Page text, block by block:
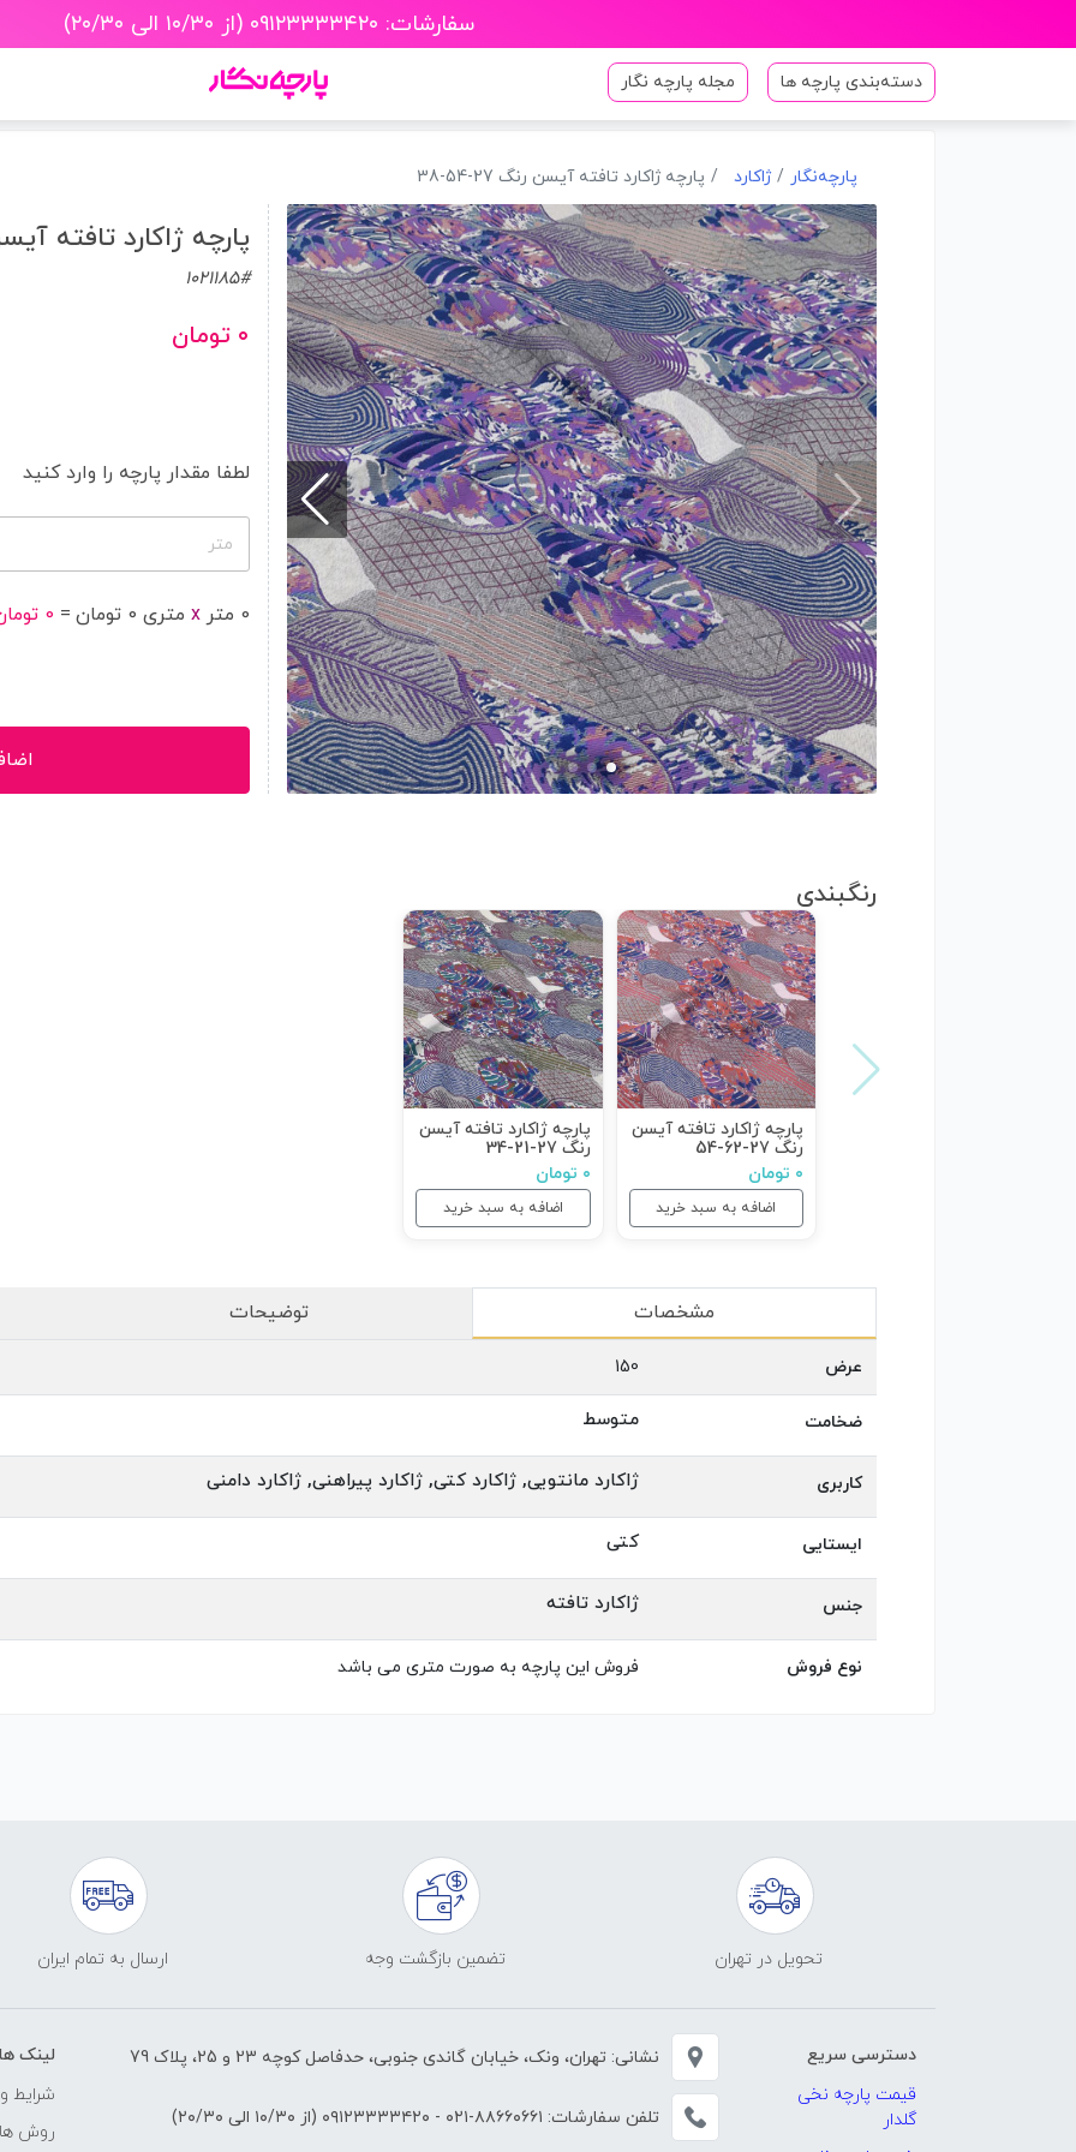
سفارشات: ۰۹۱۲۳۳۳۳۴۲۰ (از ۱۰/۳۰ الی ۲۰/۳۰)
دسته‌بندی پارچه ها مجله پارچه نگار
پارچه‌نگار ژاکارد پارچه ژاکارد تافته آیسن رنگ 27-54-38
پارچه ژاکارد تافته آیسن
1021185#
۰ تومان
لطفا مقدار پارچه را وارد کنید
متر
0 متر x متری 0 تومان =
0
رنگبندی
پارچه ژاکارد تافته آیسن
رنگ 27-62-54
۰ تومان
اضافه به سبد خرید
پارچه ژاکارد تافته آیسن
رنگ 27-21-34
۰ تومان
اضافه به سبد خرید
مشخصات توضیحات
عرض 150
ضخامت متوسط
کاربری ژاکارد مانتویی, ژاکارد کتی, ژاکارد پیراهنی, ژاکارد دامنی
ایستایی کتی
جنس ژاکارد تافته
نوع فروش فروش این پارچه به صورت متری می باشد
تحویل در تهران تضمین بازگشت وجه ارسال به تمام ایران
دسترسی سریع
قیمت پارچه نخی
گلدار
نشانی: تهران، ونک، خیابان گاندی جنوبی، حدفاصل کوچه 23 و 25، پلاک 79
تلفن سفارشات: ۸۸۶۶۰۶۶۱-۰۲۱ - ۰۹۱۲۳۳۳۳۴۲۰ (از ۱۰/۳۰ الی ۲۰/۳۰)
لینک ها
شرایط
روش